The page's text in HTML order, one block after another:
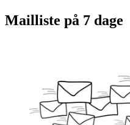
Mailliste på 7 dage